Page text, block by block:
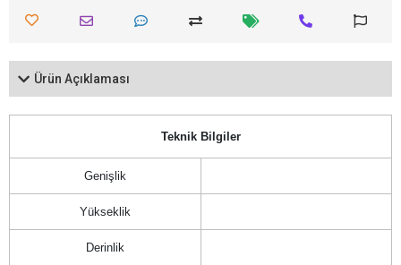
Ürün Açıklaması
Teknik Bilgiler
Genişlik
Yükseklik
Derinlik